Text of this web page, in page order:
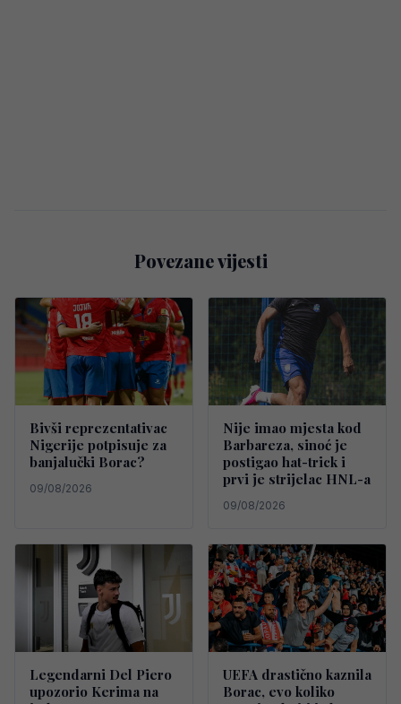
Povezane vijesti
Bivši reprezentativac
Nigerije potpisuje za
banjalučki Borac?
09/08/2026
Nije imao mjesta kod
Barbareza, sinoć je
postigao hat-trick i
prvi je strijelac HNL-a
09/08/2026
Legendarni Del Piero
upozorio Kerima na
UEFA drastično kaznila
Borac, evo koliko